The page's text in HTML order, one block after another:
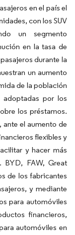
en el país el
con los SUV
un segmento
en la tasa de
durante la
un aumento
de la población
por los
los préstamos.
ante el aumento de
flexibles y
y hacer más
BYD, FAW, Great
de los fabricantes
y mediante
para automóviles
financieros,
automóviles en